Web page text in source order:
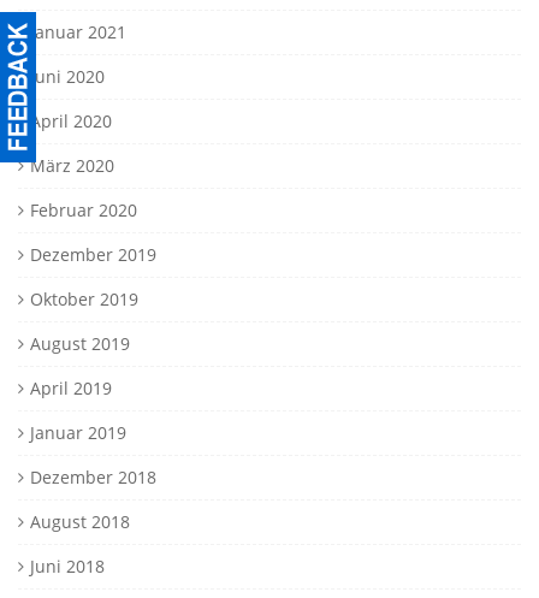
Januar 2021
Juni 2020
April 2020
März 2020
Februar 2020
Dezember 2019
Oktober 2019
August 2019
April 2019
Januar 2019
Dezember 2018
August 2018
Juni 2018